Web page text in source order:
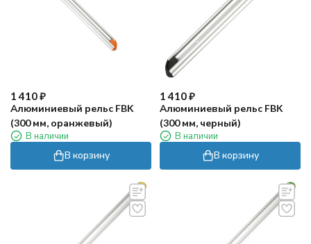
1 410₽
Алюминиевый рельс FBK
(300 мм, оранжевый)
В наличии
В корзину
1 410₽
Алюминиевый рельс FBK
(300 мм, черный)
В наличии
В корзину